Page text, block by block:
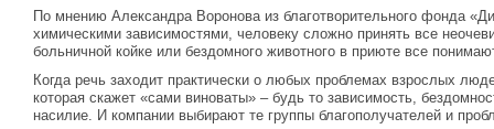
По мнению Александра Воронова из благотворительного фонда
химическими зависимостями, человеку сложно принять все
больничной койке или бездомного животного в приюте все
Когда речь заходит практически о любых проблемах взрослых
которая скажет «сами виноваты» – будь то зависимость,
насилие. И компании выбирают те группы благополучателей и